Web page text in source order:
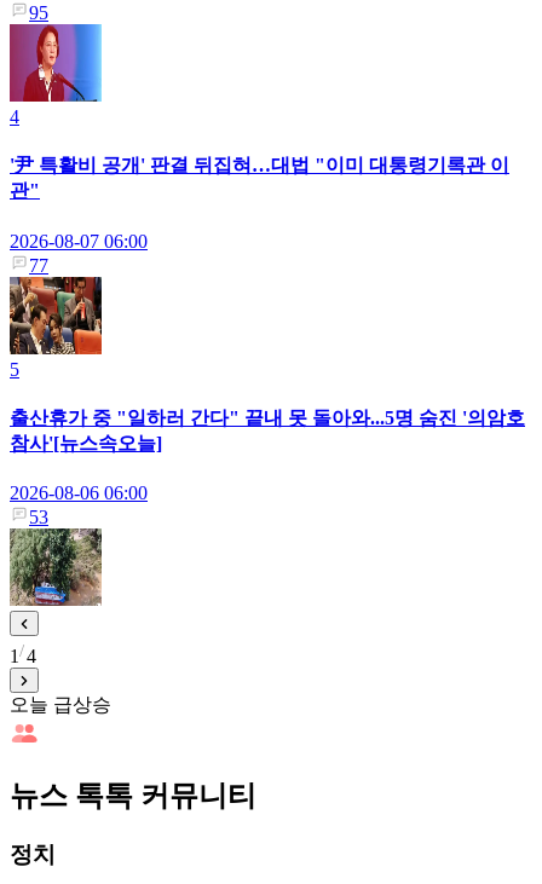
95
4
'尹 특활비 공개' 판결 뒤집혀…대법 "이미 대통령기록관 이
관"
2026-08-07 06:00
77
5
출산휴가 중 "일하러 간다" 끝내 못 돌아와...5명 숨진 '의암호
참사'[뉴스속오늘]
2026-08-06 06:00
53
1 4
오늘 급상승
뉴스 톡톡 커뮤니티
정치